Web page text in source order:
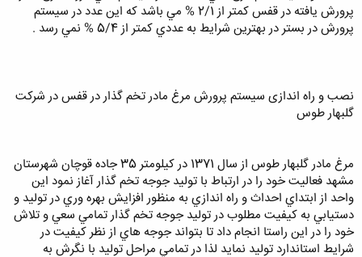
پرورش يافته در قفس كمتر از 2/1 % مي باشد كه اين عدد در سيستم
پرورش در بستر در بهترين شرايط به عددي كمتر از 5/4 % نمي رسد .
نصب و راه اندازی سیستم پرورش مرغ مادر تخم گذار در قفس در شرکت
گلبهار طوس
مرغ مادر گلبهار طوس از سال 1371 در كيلومتر 35 جاده قوچان شهرستان
مشهد فعاليت خود را در ارتباط با توليد جوجه تخم گذار آغاز نمود اين
واحد از ابتداي احداث و راه اندازي به منظور افزايش بهره وري در توليد و
دستيابي به كيفيت مطلوب در توليد جوجه تخم گذار تمامي سعي و تلاش
خود را در اين راستا انجام داد تا بتواند جوجه هاي از نظر كيفيت در
شرايط استاندارد توليد نمايد لذا در تمامي مراحل توليد با نگرش به